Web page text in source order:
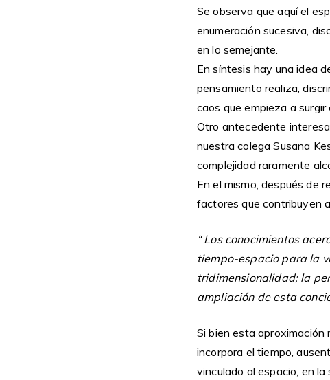
Se observa que aquí el
enumeración sucesiva,
en lo semejante.
En síntesis hay una idea
pensamiento realiza,
caos que empieza a
Otro antecedente
nuestra colega Susana
complejidad raramente
En el mismo, después de
factores que contribuyen
“ Los conocimientos
tiempo-espacio para la
tridimensionalidad; la
ampliación de esta
Si bien esta aproximación
incorpora el tiempo,
vinculado al espacio, en